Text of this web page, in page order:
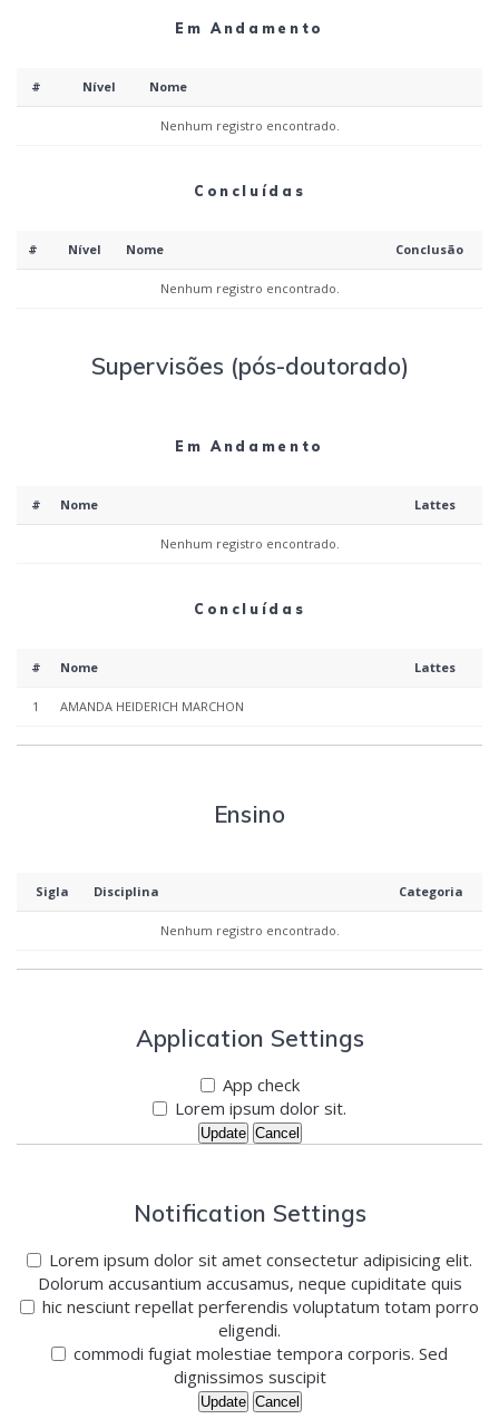
Em Andamento
# Nível Nome
Nenhum registro encontrado.
Concluídas
# Nível Nome Conclusão
Nenhum registro encontrado.
Supervisões (pós-doutorado)
Em Andamento
# Nome Lattes
Nenhum registro encontrado.
Concluídas
# Nome Lattes
1 AMANDA HEIDERICH MARCHON
Ensino
Sigla Disciplina Categoria
Nenhum registro encontrado.
Application Settings
App check
Lorem ipsum dolor sit.
Update Cancel
Notification Settings
Lorem ipsum dolor sit amet consectetur adipisicing elit.
Dolorum accusantium accusamus, neque cupiditate quis
hic nesciunt repellat perferendis voluptatum totam porro
eligendi.
commodi fugiat molestiae tempora corporis. Sed
dignissimos suscipit
Update Cancel